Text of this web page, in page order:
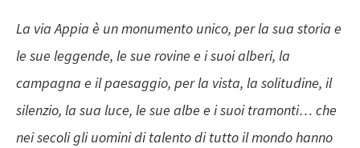
La via Appia è un monumento unico, per la sua storia e
le sue leggende, le sue rovine e i suoi alberi, la
campagna e il paesaggio, per la vista, la solitudine, il
silenzio, la sua luce, le sue albe e i suoi tramonti… che
nei secoli gli uomini di talento di tutto il mondo hanno